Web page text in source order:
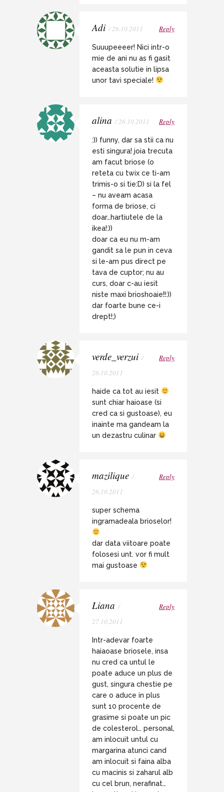
Adi / 26.10.2011 Reply
Suuupeeeer! Nici intr-o
mie de ani nu as fi gasit
aceasta solutie in lipsa
unor tavi speciale!
alina / 26.10.2011 Reply
:)) funny, dar sa stii ca nu
esti singura! joia trecuta
am facut briose (o
reteta cu twix ce ti-am
trimis-o si tie:D) si la fel
– nu aveam acasa
forma de briose, ci
doar…hartiutele de la
ikea!:))
doar ca eu nu m-am
gandit sa le pun in ceva
si le-am pus direct pe
tava de cuptor; nu au
curs, doar c-au iesit
niste maxi brioshoaie!!:))
dar foarte bune ce-i
drept!;)
verde_verzui /
26.10.2011
Reply
haide ca tot au iesit
sunt chiar haioase (si
cred ca si gustoase), eu
inainte ma gandeam la
un dezastru culinar
mazilique /
26.10.2011
Reply
super schema
ingramadeala brioselor!
dar data viitoare poate
folosesi unt. vor fi mult
mai gustoase
Liana /
27.10.2011
Reply
Intr-adevar foarte
haiaoase briosele, insa
nu cred ca untul le
poate aduce un plus de
gust, singura chestie pe
care o aduce in plus
sunt 10 procente de
grasime si poate un pic
de colesterol… personal,
am inlocuit untul cu
margarina atunci cand
am inlocuit si faina alba
cu macinis si zaharul alb
cu cel brun, nerafinat…